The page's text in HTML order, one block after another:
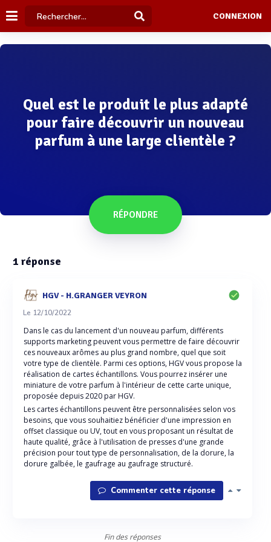
CONNEXION
Quel est le produit le plus adapté
pour faire découvrir un nouveau
parfum à une large clientèle ?
RÉPONDRE
1 réponse
HGV - H.GRANGER VEYRON
Le 12/10/2022
Dans le cas du lancement d'un nouveau parfum, différents
supports marketing peuvent vous permettre de faire découvrir
ces nouveaux arômes au plus grand nombre, quel que soit
votre type de clientèle. Parmi ces options, HGV vous propose la
réalisation de cartes échantillons. Vous pourrez insérer une
miniature de votre parfum à l'intérieur de cette carte unique,
proposée depuis 2020 par HGV.
Les cartes échantillons peuvent être personnalisées selon vos
besoins, que vous souhaitiez bénéficier d'une impression en
offset classique ou UV, tout en vous proposant un résultat de
haute qualité, grâce à l'utilisation de presses d'une grande
précision pour tout type de personnalisation, de la dorure, la
dorure galbée, le gaufrage au gaufrage structuré.
Commenter cette réponse
Fin des réponses